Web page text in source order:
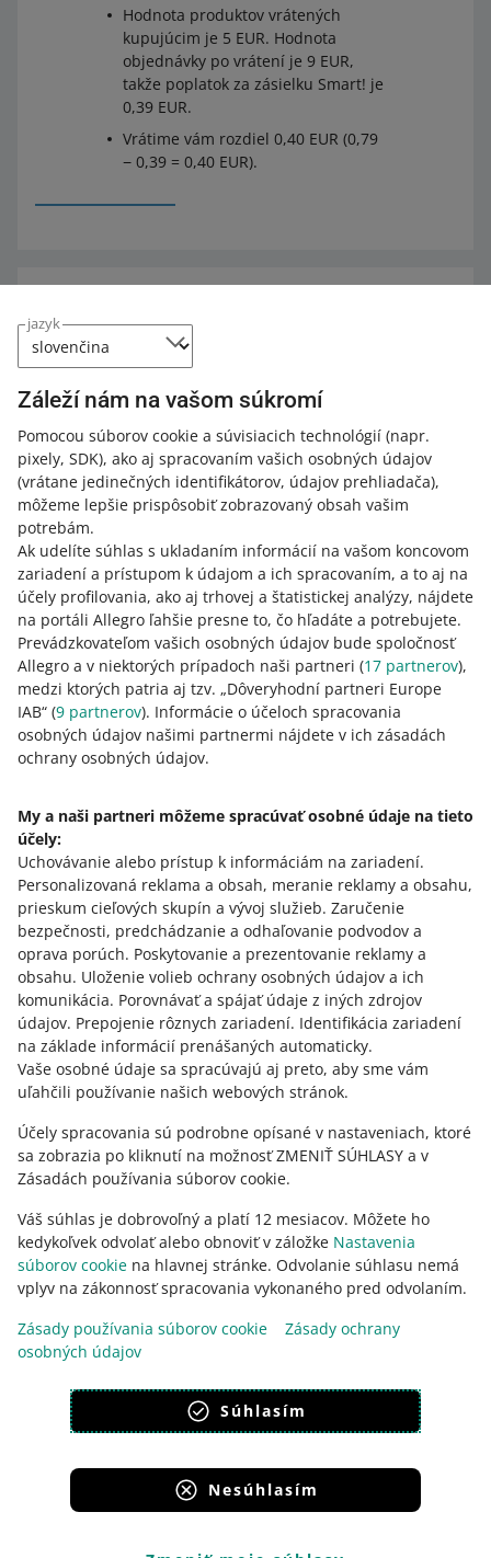
jazyk
Záleží nám na vašom súkromí
Pomocou súborov cookie a súvisiacich technológií (napr.
pixely, SDK), ako aj spracovaním vašich osobných údajov
(vrátane jedinečných identifikátorov, údajov prehliadača),
môžeme lepšie prispôsobiť zobrazovaný obsah vašim
potrebám.
Ak udelíte súhlas s ukladaním informácií na vašom koncovom
zariadení a prístupom k údajom a ich spracovaním, a to aj na
účely profilovania, ako aj trhovej a štatistickej analýzy, nájdete
na portáli Allegro ľahšie presne to, čo hľadáte a potrebujete.
Prevádzkovateľom vašich osobných údajov bude spoločnosť
Allegro a v niektorých prípadoch naši partneri (17 partnerov),
medzi ktorých patria aj tzv. „Dôveryhodní partneri Europe
IAB“ (9 partnerov). Informácie o účeloch spracovania
osobných údajov našimi partnermi nájdete v ich zásadách
ochrany osobných údajov.
My a naši partneri môžeme spracúvať osobné údaje na tieto
účely:
Uchovávanie alebo prístup k informáciám na zariadení.
Personalizovaná reklama a obsah, meranie reklamy a obsahu,
prieskum cieľových skupín a vývoj služieb. Zaručenie
bezpečnosti, predchádzanie a odhaľovanie podvodov a
oprava porúch. Poskytovanie a prezentovanie reklamy a
obsahu. Uloženie volieb ochrany osobných údajov a ich
komunikácia. Porovnávať a spájať údaje z iných zdrojov
údajov. Prepojenie rôznych zariadení. Identifikácia zariadení
na základe informácií prenášaných automaticky.
Vaše osobné údaje sa spracúvajú aj preto, aby sme vám
uľahčili používanie našich webových stránok.
Účely spracovania sú podrobne opísané v nastaveniach, ktoré
sa zobrazia po kliknutí na možnosť ZMENIŤ SÚHLASY a v
Zásadách používania súborov cookie.
Váš súhlas je dobrovoľný a platí 12 mesiacov. Môžete ho
kedykoľvek odvolať alebo obnoviť v záložke Nastavenia
súborov cookie na hlavnej stránke. Odvolanie súhlasu nemá
vplyv na zákonnosť spracovania vykonaného pred odvolaním.
Zásady používania súborov cookie
Zásady ochrany
osobných údajov
Súhlasím
Nesúhlasím
Hodnota produktov vrátených
kupujúcim je 5 EUR. Hodnota
objednávky po vrátení je 9 EUR,
takže poplatok za zásielku Smart! je
0,39 EUR.
Vrátime vám rozdiel 0,40 EUR (0,79
− 0,39 = 0,40 EUR).
Allegro
Pozrite si bezplatné kurzy, webináre a podcasty.
Webináre (1)
Spoznajte vernostný program Allegro
Smart!
RÝCHLY TIP 2 MIN
3 kroky, ako získať odznak Smart!
WEBINÁR
Potrebujete pomoc?
Kontaktujte nás
Opýtajte sa komunity
Prejdite do Allegro Komunity
vzhľad: svetlý motív
Portály skupiny Allegro